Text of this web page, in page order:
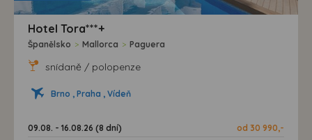
Hotel Tora***+
Španělsko > Mallorca > Paguera
snídaně / polopenze
Brno , Praha , Vídeň
09.08. - 16.08.26 (8 dní)
od 30 990,-